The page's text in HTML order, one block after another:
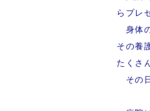
らプレ
身体
その養
たくさ
その